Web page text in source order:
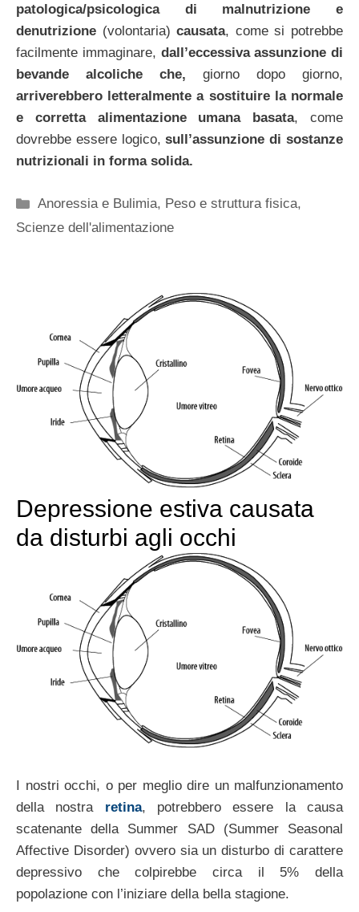
patologica/psicologica di malnutrizione e
denutrizione (volontaria)causata, come si potrebbe
facilmente immaginare, dall’eccessiva assunzione di
bevande alcoliche che, giorno dopo giorno,
arriverebbero letteralmente a sostituire la normale
e corretta alimentazione umana basata, come
dovrebbe essere logico, sull’assunzione di sostanze
nutrizionali in forma solida.
Categorie
Anoressia e Bulimia, Peso e struttura fisica,
Scienze dell'alimentazione
Depressione estiva causata
da disturbi agli occhi
I nostri occhi, o per meglio dire un malfunzionamento
della nostra retina, potrebbero essere la causa
scatenante della Summer SAD (Summer Seasonal
Affective Disorder) ovvero sia un disturbo di carattere
depressivo che colpirebbe circa il 5% della
popolazione con l’iniziare della bella stagione.